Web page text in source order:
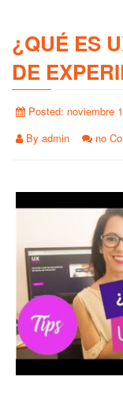
¿QUÉ ES
DE
Posted: noviembre
By admin no